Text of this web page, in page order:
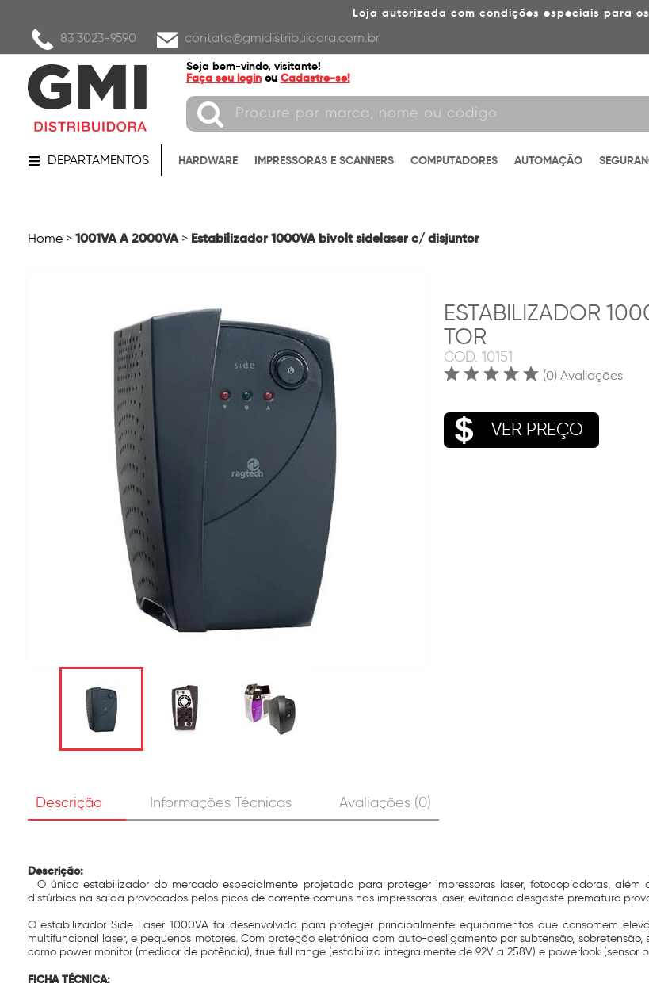
Loja autorizada com condições especiais para
83 3023-9590 contato@gmidistribuidora.com.br
Seja bem-vindo, visitante!
Faça seu login ou Cadastre-se!
DEPARTAMENTOS HARDWARE IMPRESSORAS E SCANNERS COMPUTADORES AUTOMAÇÃO
Home > 1001VA A 2000VA > Estabilizador 1000VA bivolt sidelaser c/ disjuntor
ESTABILIZADOR
TOR
COD. 10151
(0) Avaliações
VER PREÇO
Descrição Informações Técnicas Avaliações (0)
Descrição:
O único estabilizador do mercado especialmente projetado para proteger impressoras laser, fotocopiadoras,
distúrbios na saída provocados pelos picos de corrente comuns nas impressoras laser, evitando desgaste prematuro
O estabilizador Side Laser 1000VA foi desenvolvido para proteger principalmente equipamentos que consomem
multifuncional laser, e pequenos motores. Com proteção eletrónica com auto-desligamento por subtensão,
como power monitor (medidor de potência), true full range (estabiliza integralmente de 92V a 258V) e powerlook (sensor
FICHA TÉCNICA: